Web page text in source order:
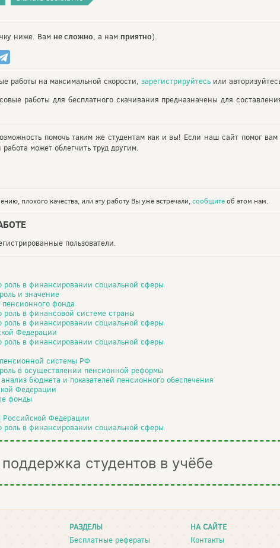
ниже. Вам не сложно, а нам приятно).
работы на максимальной скорости, зарегистрируйтесь или
работы для бесплатного скачивания предназначены для
помочь таким же студентам как и вы! Если наш сайт помог
может облегчить труд другим.
плохого качества, или эту работу Вы уже встречали,сообщитеоб этом нам.
пользователи.
в финансировании социальной сферы
и значение
фонда
в финансовой системе страны
в финансировании социальной сферы
Федерации
в финансировании социальной сферы
системы РФ
в осуществлении пенсионной реформы
бюджета и показателей пенсионного обеспечения
Федерации
фонды
Российской Федерации
в финансировании социальной сферы
студентов в учёбе
РАЗДЕЛЫ
Бесплатные рефераты
НА САЙТЕ
Контакты